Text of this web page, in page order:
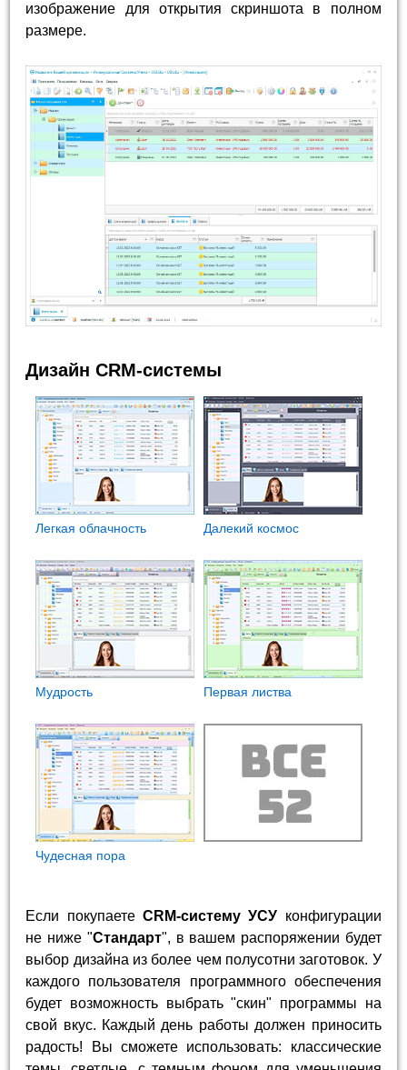
изображение для открытия скриншота в полном
размере.
Дизайн CRM-системы
Легкая облачность Далекий космос
Мудрость Первая листва
Чудесная пора
Если покупаете CRM-систему УСУ конфигурации
не ниже "Стандарт", в вашем распоряжении будет
выбор дизайна из более чем полусотни заготовок. У
каждого пользователя программного обеспечения
будет возможность выбрать "скин" программы на
свой вкус. Каждый день работы должен приносить
радость! Вы сможете использовать: классические